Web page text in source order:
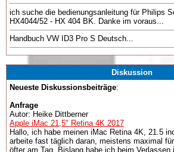
ich suche die bedienungsanleitung für Philips
HX4044/52 - HX 404 BK. Danke im voraus...
Handbuch VW ID3 Pro S Deutsch...
Diskussion
Neueste Diskussionsbeiträge:
Anfrage
Autor: Heike Dittberner
Apple iMac 21,5" Retina 4K 2017
Hallo, ich habe meinen iMac Retina 4K, 21.5
arbeite fast täglich daran, meistens maximal
öfter am Tag. Bislang habe ich beim Verlassen